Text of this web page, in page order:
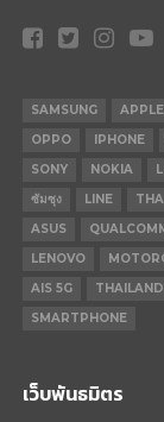
SAMSUNG APPLE
OPPO
IPHONE
SONY
NOKIA
ซัมซุง
LINE
ASUS
LENOVO
AIS 5G
SMARTPHONE
เว็บพันธมิตร